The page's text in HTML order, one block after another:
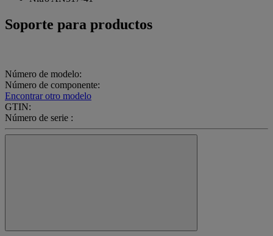
Soporte para productos
Número de modelo:
Número de componente:
Encontrar otro modelo
GTIN:
Número de serie :